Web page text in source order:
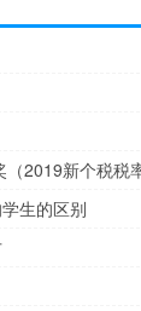
2019新个税税
生的区别